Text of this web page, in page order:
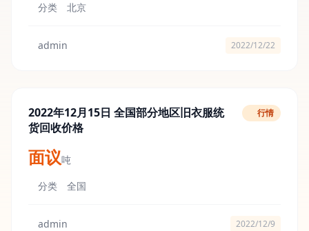
分类
北京
admin 2022/12/22
2022年12月15日 全国部分地区旧衣服统
货回收价格
行情
面议吨
分类
全国
admin 2022/12/9